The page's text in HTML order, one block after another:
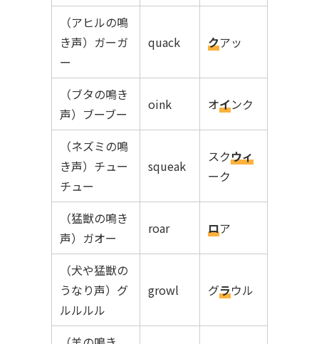
（アヒルの鳴
き声）ガーガ
ー
quack クアッ
（ブタの鳴き
声）ブーブー
oink オインク
（ネズミの鳴
き声）チュー
チュー
squeak
スクウィ
ーク
（猛獣の鳴き
声）ガオー
roar ロア
（犬や猛獣の
うなり声）グ
ルルルル
growl グラウル